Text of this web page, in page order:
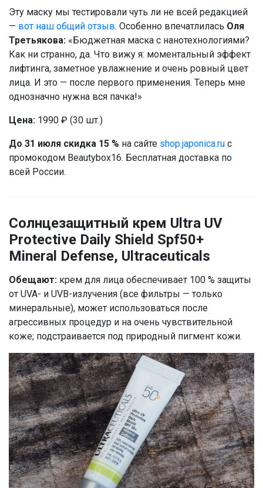
Эту маску мы тестировали чуть ли не всей редакцией
— вот наш общий отзыв. Особенно впечатлилась Оля
Третьякова: «Бюджетная маска с нанотехнологиями?
Как ни странно, да. Что вижу я: моментальный эффект
лифтинга, заметное увлажнение и очень ровный цвет
лица. И это — после первого применения. Теперь мне
однозначно нужна вся пачка!»
Цена: 1990 ₽ (30 шт.)
До 31 июля скидка 15 % на сайте shop.japonica.ru с
промокодом Beautybox16. Бесплатная доставка по
всей России.
Солнцезащитный крем Ultra UV
Protective Daily Shield Spf50+
Mineral Defense, Ultraceuticals
Обещают: крем для лица обеспечивает 100 % защиты
от UVA- и UVB-излучения (все фильтры — только
минеральные), может использоваться после
агрессивных процедур и на очень чувствительной
коже; подстраивается под природный пигмент кожи.